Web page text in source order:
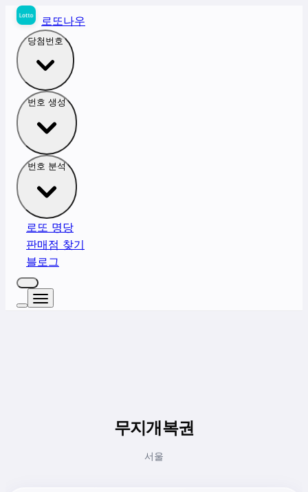
로또나우
당첨번호
번호 생성
번호 분석
로또 명당
판매점 찾기
블로그
무지개복권
서울